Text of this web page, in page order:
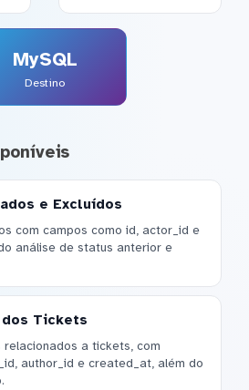
MySQL
Destino
e Excluídos
com campos como id, actor_id e
análise de status anterior e
dos Tickets
a tickets, com
author_id e created_at, além do